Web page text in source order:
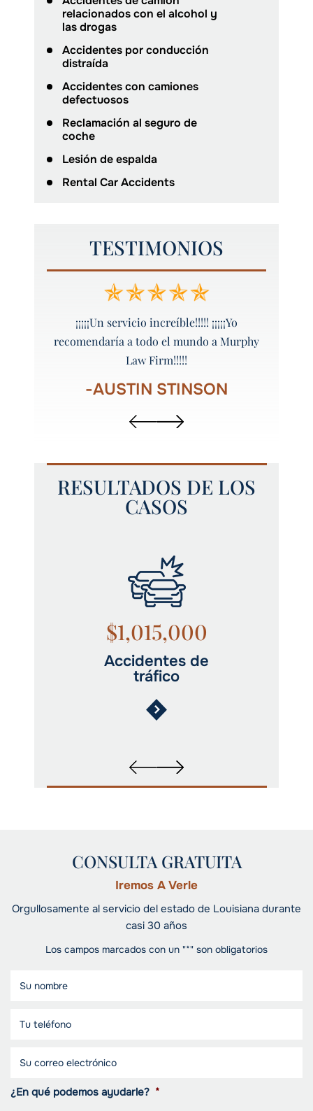
relacionados con el alcohol y
las drogas
Accidentes por conducción
distraída
Accidentes con camiones
defectuosos
Reclamación al seguro de
coche
Lesión de espalda
Rental Car Accidents
TESTIMONIOS
¡¡¡¡¡Un servicio increíble!!!!! ¡¡¡¡¡Yo
recomendaría a todo el mundo a Murphy
Law Firm!!!!!
-AUSTIN STINSON
RESULTADOS DE LOS
CASOS
$1,015,000
Accidentes de
tráfico
CONSULTA GRATUITA
Iremos A Verle
Orgullosamente al servicio del estado de Louisiana durante
casi 30 años
Los campos marcados con un "*" son obligatorios
¿En qué podemos ayudarle? *